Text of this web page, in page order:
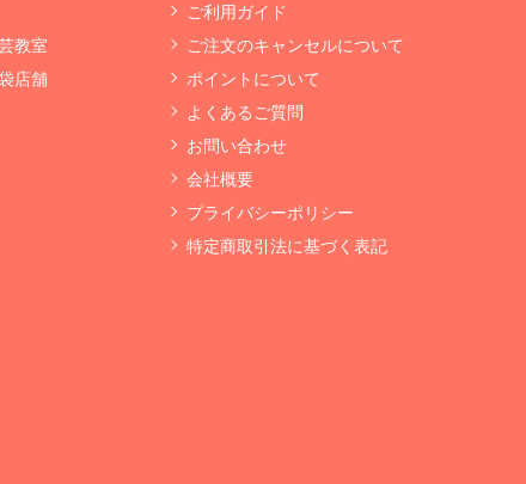
教室
店舗
ご利用ガイド
ご注文のキャンセルについて
ポイントについて
よくあるご質問
お問い合わせ
会社概要
プライバシーポリシー
特定商取引法に基づく表記